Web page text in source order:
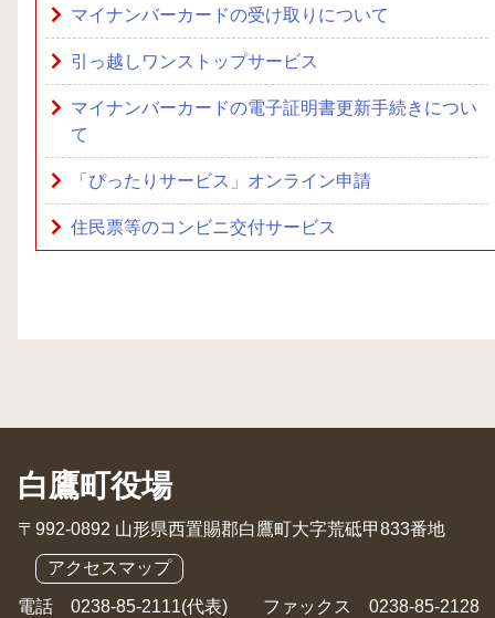
マイナンバーカードの受け取りについて
引っ越しワンストップサービス
マイナンバーカードの電子証明書更新手続きについ
て
「ぴったりサービス」オンライン申請
住民票等のコンビニ交付サービス
白鷹町役場
〒992-0892 山形県西置賜郡白鷹町大字荒砥甲833番地
アクセスマップ
電話 0238-85-2111(代表) ファックス 0238-85-2128